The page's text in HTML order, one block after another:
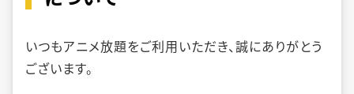
いつもアニメ放題をご利用いただき、誠にありがとう
ございます。